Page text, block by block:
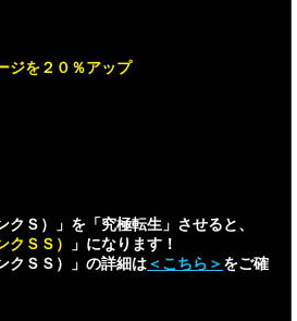
ジを２０％アップ
クＳ）」を「究極転生」させると、
クＳＳ）
」になります！
クＳＳ）」の詳細は ＜こちら＞ をご確